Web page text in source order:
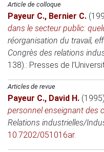
Article de colloque
Payeur C., Bernier C.
dans le secteur public:
réorganisation du travail,
Congrès des relations
138).: Presses de
Articles de revue
Payeur C., David H. (1995)
personnel enseignant des
Relations industrielles/
10.7202/051016ar.